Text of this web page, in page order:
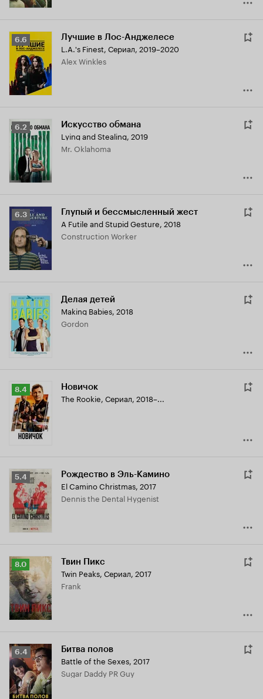
Рейтинг
Кинопоиска
6.6
6.6 Лучшие в Лос-Анджелесе
L.A.'s Finest, Сериал, 2019–2020
Alex Winkles
Рейтинг
Кинопоиска
6.2
6.2 Искусство обмана
Lying and Stealing, 2019
Mr. Oklahoma
Рейтинг
Кинопоиска
6.3
6.3 Глупый и бессмысленный жест
A Futile and Stupid Gesture, 2018
Construction Worker
Делая детей
Making Babies, 2018
Gordon
Рейтинг
Кинопоиска
8.4
8.4 Новичок
The Rookie, Сериал, 2018–...
Рейтинг
Кинопоиска
5.4
5.4 Рождество в Эль-Камино
El Camino Christmas, 2017
Dennis the Dental Hygenist
Рейтинг
Кинопоиска
8.0
8.0 Твин Пикс
Twin Peaks, Сериал, 2017
Frank
Рейтинг
Кинопоиска
6.4
6.4 Битва полов
Battle of the Sexes, 2017
Sugar Daddy PR Guy